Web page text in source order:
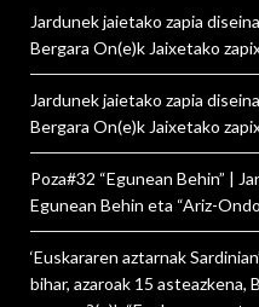
Jardunek jaietako zapia
Bergara On(e)k Jaixetako
Jardunek jaietako zapia
Bergara On(e)k Jaixetako
Poza#32 “Egunean Behin” |
Egunean Behin eta “Ariz-
‘Euskararen aztarnak
bihar, azaroak 15 asteazkena,